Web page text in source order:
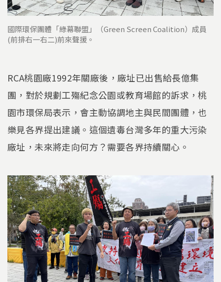
國際環保團體「綠幕聯盟」（Green Screen Coalition）成員
(前排右一右二)前來聲援。
RCA桃園廠1992年關廠後，廠址已出售給長億集
團，對於規劃工殤紀念公園或教育場館的訴求，桃
園市環保局表示，會主動協調地主與民間團體，也
樂見各界提出建議。這個遺毒台灣多年的重大污染
廠址，未來將走向何方？需要各界持續關心。